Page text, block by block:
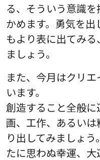
る、そういう意識
かめます。勇気を
もより表に出てみ
ましょう。
また、今月はクリ
います。
創造すること全般
画、工作、あるい
り出してみましょ
たに思わぬ幸運、